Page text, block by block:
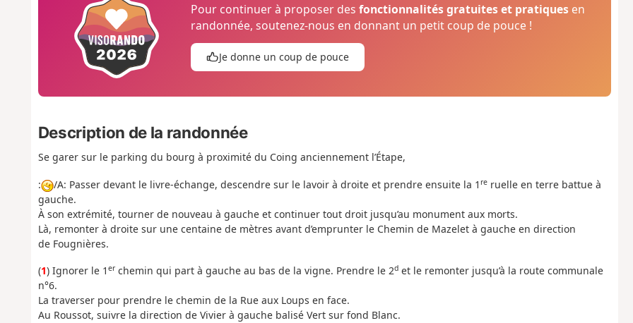
Pour continuer à proposer desfonctionnalités gratuites et pratiques en
randonnée, soutenez-nous en donnant un petit coup de pouce !
Je donne un coup de pouce
Description de la randonnée
Se garer sur le parking du bourg à proximité du Coing anciennement l’Étape,
: /A: Passer devant le livre-échange, descendre sur le lavoir à droite et prendre ensuite la 1 reruelle en terre battue à
gauche.
À son extrémité, tourner de nouveau à gauche et continuer tout droit jusqu’au monument aux morts.
Là, remonter à droite sur une centaine de mètres avant d’emprunter le Chemin de Mazelet à gauche en direction
de Fougnières.
(1) Ignorer le 1 erchemin qui part à gauche au bas de la vigne. Prendre le 2det le remonter jusqu’à la route communale
n°6.
La traverser pour prendre le chemin de la Rue aux Loups en face.
Au Roussot, suivre la direction de Vivier à gauche balisé Vert sur fond Blanc.